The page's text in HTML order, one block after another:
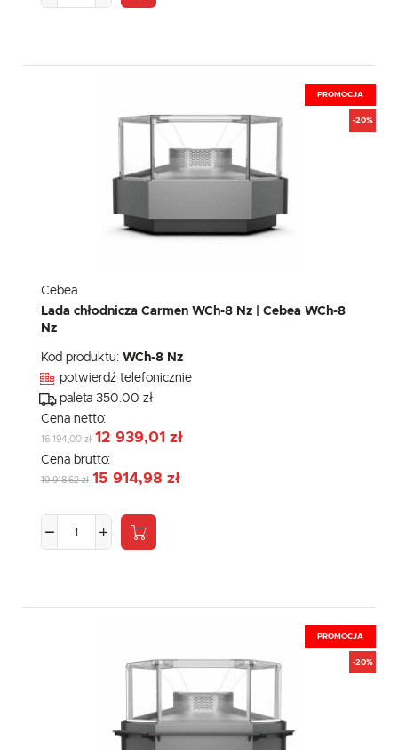
PROMOCJA
-20%
Cebea
Lada chłodnicza Carmen WCh-8 Nz | Cebea WCh-8
Nz
Kod produktu: WCh-8 Nz
potwierdź telefonicznie
paleta 350.00 zł
Cena netto:
16 194,00 zł 12 939,01 zł
Cena brutto:
19 918,62 zł 15 914,98 zł
PROMOCJA
-20%